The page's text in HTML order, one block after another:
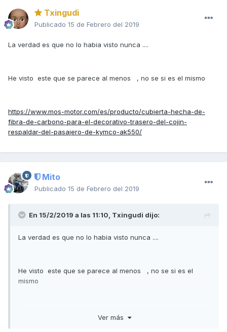
Txingudi
Publicado 15 de Febrero del 2019
La verdad es que no lo habia visto nunca ....
He visto este que se parece al menos , no se si es el mismo
https://www.mos-motor.com/es/producto/cubierta-hecha-de-
fibra-de-carbono-para-el-decorativo-trasero-del-cojin-
respaldar-del-pasajero-de-kymco-ak550/
Mito
Publicado 15 de Febrero del 2019
En 15/2/2019 a las 11:10, Txingudi dijo:
La verdad es que no lo habia visto nunca ....
He visto este que se parece al menos , no se si es el
mismo
https://www.mos-motor.com/es/producto/cubierta-hecha-
Ver más